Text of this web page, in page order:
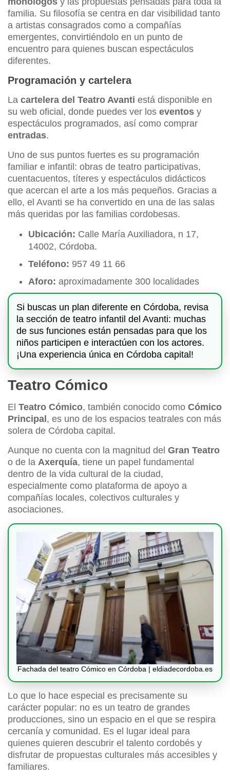
familia. Su filosofía se centra en dar visibilidad tanto
a artistas consagrados como a compañías
emergentes, convirtiéndolo en un punto de
encuentro para quienes buscan espectáculos
diferentes.
Programación y cartelera
La cartelera del Teatro Avanti está disponible en
su web oficial, donde puedes ver los eventos y
espectáculos programados, así como comprar
entradas.
Uno de sus puntos fuertes es su programación
familiar e infantil: obras de teatro participativas,
cuentacuentos, títeres y espectáculos didácticos
que acercan el arte a los más pequeños. Gracias a
ello, el Avanti se ha convertido en una de las salas
más queridas por las familias cordobesas.
Ubicación: Calle María Auxiliadora, n 17,
14002, Córdoba.
Teléfono: 957 49 11 66
Aforo: aproximadamente 300 localidades
Si buscas un plan diferente en Córdoba, revisa
la sección de teatro infantil del Avanti: muchas
de sus funciones están pensadas para que los
niños participen e interactúen con los actores.
¡Una experiencia única en Córdoba capital!
Teatro Cómico
El Teatro Cómico, también conocido como Cómico
Principal , es uno de los espacios teatrales con más
solera de Córdoba capital.
Aunque no cuenta con la magnitud del Gran Teatro
o de la Axerquía, tiene un papel fundamental
dentro de la vida cultural de la ciudad,
especialmente como plataforma de apoyo a
compañías locales, colectivos culturales y
asociaciones.
Fachada del teatro Cómico en Córdoba | eldiadecordoba.es
Lo que lo hace especial es precisamente su
carácter popular: no es un teatro de grandes
producciones, sino un espacio en el que se respira
cercanía y comunidad. Es el lugar ideal para
quienes quieren descubrir el talento cordobés y
disfrutar de propuestas culturales más accesibles y
familiares.